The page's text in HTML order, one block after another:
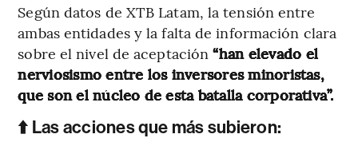
Según datos de XTB Latam, la tensión entre
ambas entidades y la falta de información clara
sobre el nivel de aceptación “han elevado el
nerviosismo entre los inversores minoristas,
que son el núcleo de esta batalla corporativa”.
⬆️ Las acciones que más subieron: